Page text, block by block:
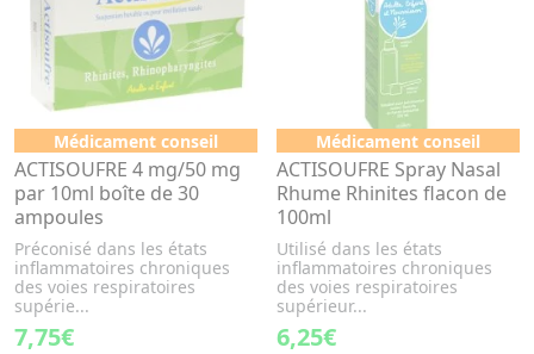
Médicament conseil
ACTISOUFRE 4 mg/50 mg
par 10ml boîte de 30
ampoules
Préconisé dans les états
inflammatoires chroniques
des voies respiratoires
supérie...
7,75€
Médicament conseil
ACTISOUFRE Spray Nasal
Rhume Rhinites flacon de
100ml
Utilisé dans les états
inflammatoires chroniques
des voies respiratoires
supérieur...
6,25€